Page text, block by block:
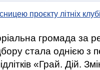
проєкту літніх
громада за
стала однією
«Грай. Дій.